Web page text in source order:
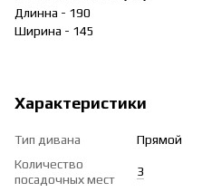
Длинна - 190
Ширина - 145
Характеристики
Тип дивана
Прямой
Количество
посадочных мест
3